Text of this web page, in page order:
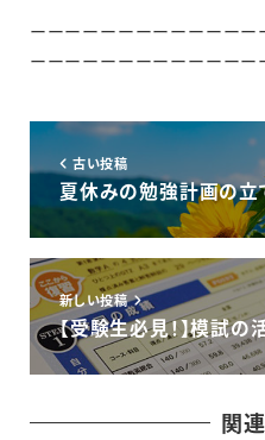
ーーーーーーーーーーーー
ーーーーーーーーーーーー
古い投稿
夏休みの勉強計画の立
新しい投稿
【受験生必見！】模試の
関